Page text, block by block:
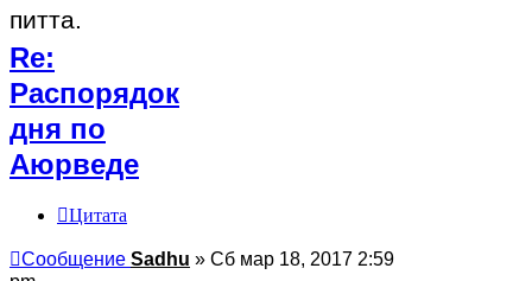
питта.
Re:
Распорядок
дня по
Аюрведе
Цитата
Сообщение Sadhu » Сб мар 18, 2017 2:59